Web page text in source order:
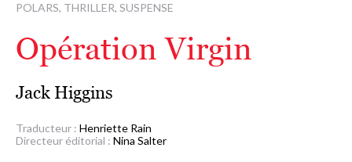
POLARS, THRILLER, SUSPENSE
Opération Virgin
Jack Higgins
Traducteur : Henriette Rain
Directeur éditorial : Nina Salter